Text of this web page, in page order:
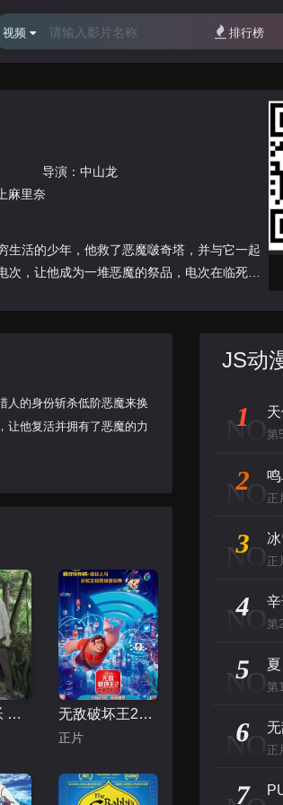
视频 排行榜
导演：中山龙
麻里奈
生活的少年，他救了恶魔啵奇塔，并与它一起
，让他成为一堆恶魔的祭品，电次在临死之
人的身份斩杀低阶恶魔来换
让他复活并拥有了恶魔的力
夏目友人帐 第五季 无敌破坏王2：大闹互联网
正片
JS动
NO
1
第
NO
2
正
NO
3
正
NO
4
第
NO
5
第
NO
6
正
7